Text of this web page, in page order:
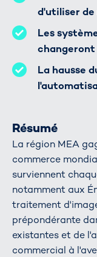
d'utiliser de
Les
changeront
La hausse
Résumé
La région MEA
commerce
surviennent
notamment aux
traitement
prépondérante
existantes et de
commercial à